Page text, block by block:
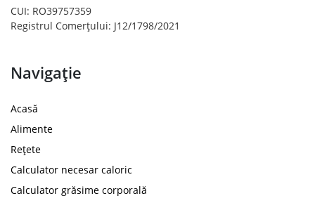
CUI: RO39757359
Registrul Comerțului: J12/1798/2021
Navigație
Acasă
Alimente
Rețete
Calculator necesar caloric
Calculator grăsime corporală